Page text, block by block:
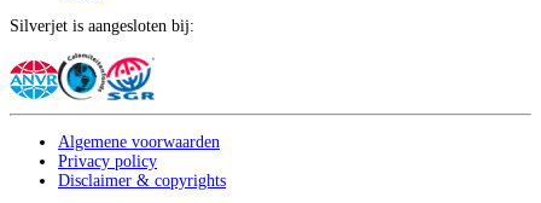
Silverjet is aangesloten bij:
Algemene voorwaarden
Privacy policy
Disclaimer & copyrights